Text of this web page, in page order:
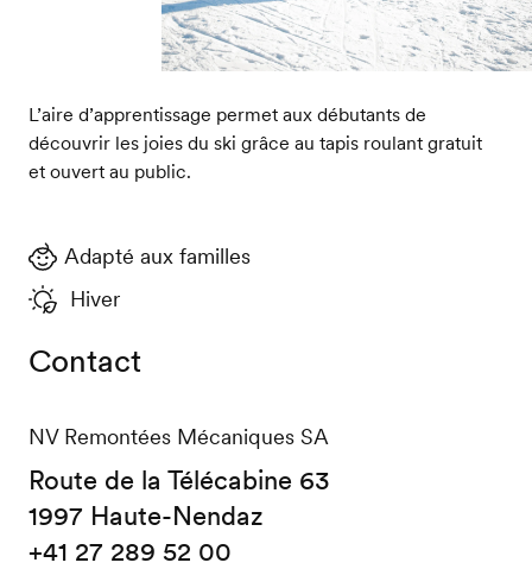
L’aire d’apprentissage permet aux débutants de
découvrir les joies du ski grâce au tapis roulant gratuit
et ouvert au public.
Adapté aux familles
Hiver
Contact
NV Remontées Mécaniques SA
Route de la Télécabine 63
1997 Haute-Nendaz
+41 27 289 52 00